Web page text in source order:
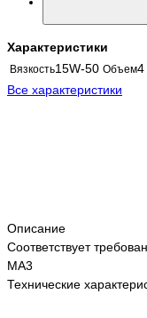
Характеристики
Вязкость15W-50 Объем4
Все характеристики
Описание
Соответствует
MA3
Технические